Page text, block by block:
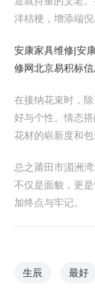
洋桔梗，增添端倪
安康家具维修|安
修网北京易积标
在接纳花束时，
好与个性。情态
花材的崭新度和
总之莆田市湄洲
不仅是面貌，更
加终点与牢记。
生辰 最好